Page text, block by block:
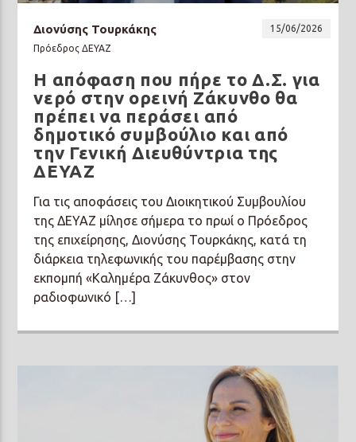
Διονύσης Τουρκάκης
15/06/2026
Πρόεδρος ΔΕΥΑΖ
Η απόφαση που πήρε το Δ.Σ. για
νερό στην ορεινή Ζάκυνθο θα
πρέπει να περάσει από
δημοτικό συμβούλιο και από
την Γενική Διευθύντρια της
ΔΕΥΑΖ
Για τις αποφάσεις του Διοικητικού Συμβουλίου
της ΔΕΥΑΖ μίλησε σήμερα το πρωί ο Πρόεδρος
της επιχείρησης, Διονύσης Τουρκάκης, κατά τη
διάρκεια τηλεφωνικής του παρέμβασης στην
εκπομπή «Καλημέρα Ζάκυνθος» στον
ραδιοφωνικό […]